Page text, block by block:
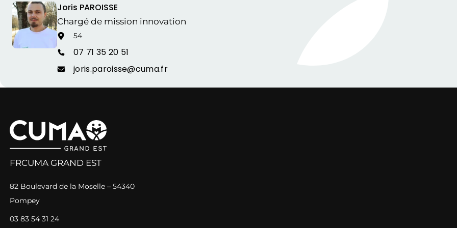
Joris PAROISSE
Chargé de mission innovation
54
07 71 35 20 51
joris.paroisse@cuma.fr
FRCUMA GRAND EST
82 Boulevard de la Moselle – 54340
Pompey
03 83 54 31 24